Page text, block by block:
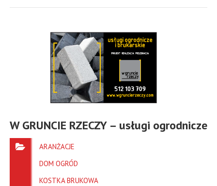
W GRUNCIE RZECZY – usługi ogrodnicze
ARANŻACJE
DOM OGRÓD
KOSTKA BRUKOWA